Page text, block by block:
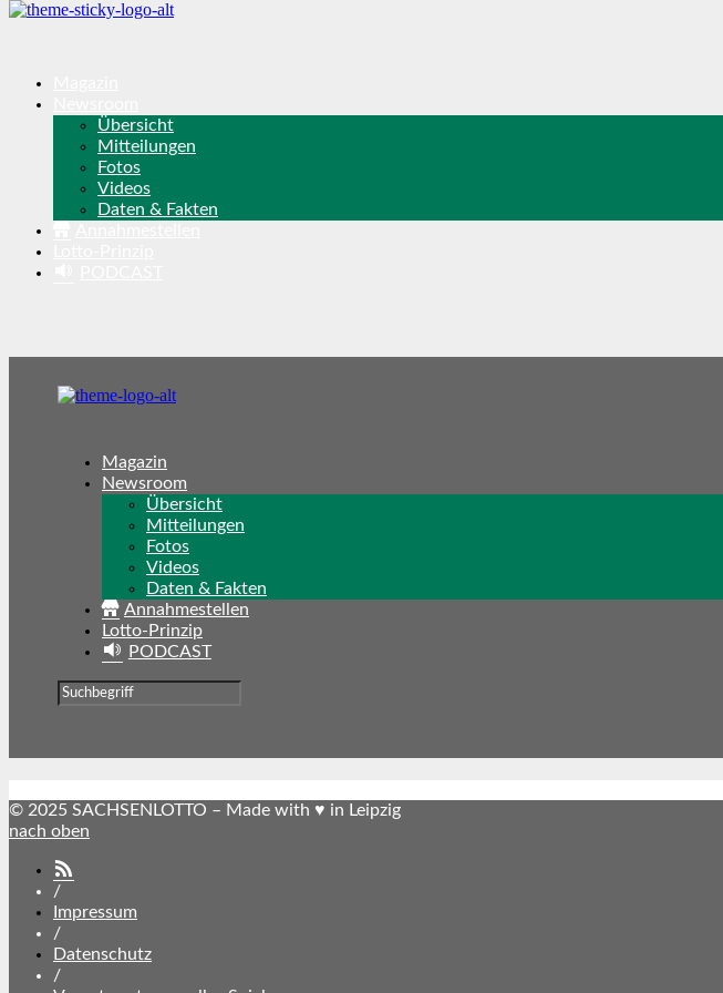
Übersicht
Mitteilungen
Fotos
Videos
Daten & Fakten
Magazin
Newsroom
Übersicht
Mitteilungen
Fotos
Videos
Daten & Fakten
Annahmestellen
Lotto-Prinzip
PODCAST
© 2025 SACHSENLOTTO – Made with ♥ in Leipzig
nach oben
/
Impressum
/
Datenschutz
/